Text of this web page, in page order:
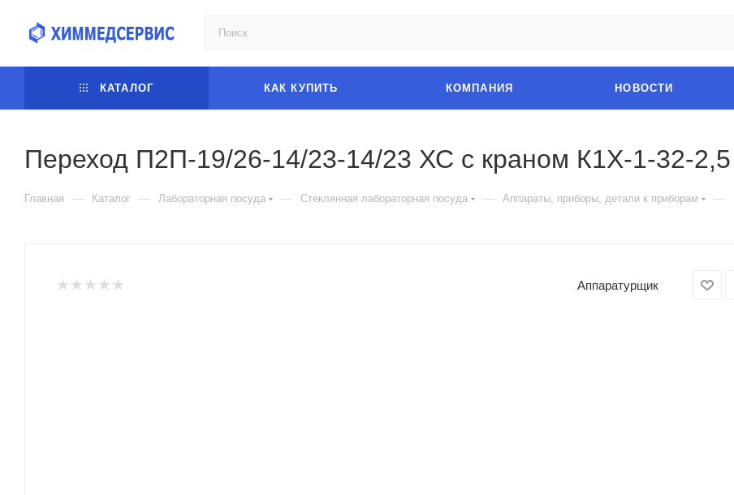
КАТАЛОГ КАК КУПИТЬ КОМПАНИЯ НОВОСТИ
Переход П2П-19/26-14/23-14/23 ХС с краном К1Х-1-32-2,5
Главная — Каталог — Лабораторная посуда — Стеклянная лабораторная посуда — Аппараты, приборы, детали к приборам —
Аппаратурщик